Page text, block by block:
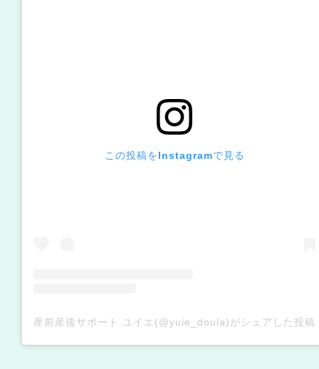
この投稿をInstagramで見る
産前産後サポート ユイエ(@yuie_doula)がシェアした投稿